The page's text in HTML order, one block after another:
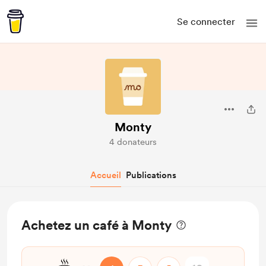
Se connecter
Monty
4 donateurs
Accueil Publications
Achetez un café à Monty